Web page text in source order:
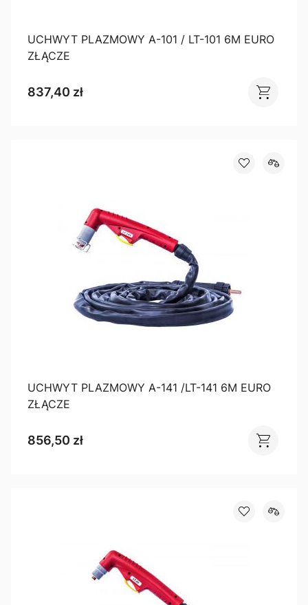
UCHWYT PLAZMOWY A-101 / LT-101 6M EURO
ZŁĄCZE
837,40 zł
UCHWYT PLAZMOWY A-141 /LT-141 6M EURO
ZŁĄCZE
856,50 zł